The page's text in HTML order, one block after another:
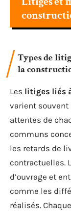
Types de
la
Les litiges liés
varient
attentes de
communs
les retards de
contractuelles.
d’ouvrage et
comme les
réalisés.